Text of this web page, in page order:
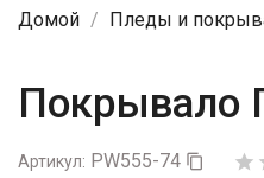
Домой Пледы и
Покрывало
Артикул: PW555-74  